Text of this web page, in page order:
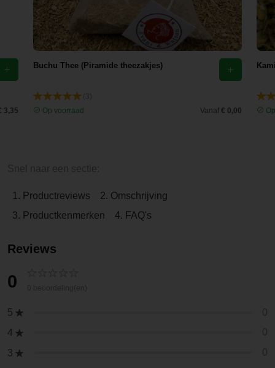
3,35
Buchu Thee (Piramide theezakjes)
Op voorraad
Vanaf € 0,00
1. Productreviews
2. Omschrijving
3. Productkenmerken
4. FAQ's
Reviews
0
5
4
3